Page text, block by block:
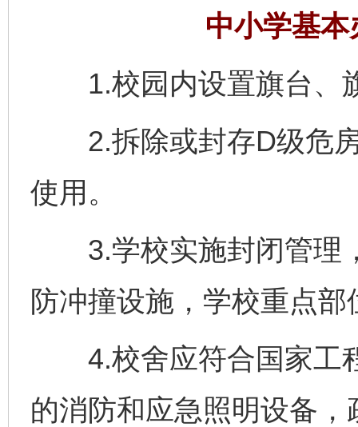
中小学基
1.校园内设置旗台、
2.拆除或封存D级危房
使用。
3.学校实施封闭管理
防冲撞设施，学校重点
4.校舍应符合国家工
的消防和应急照明设备